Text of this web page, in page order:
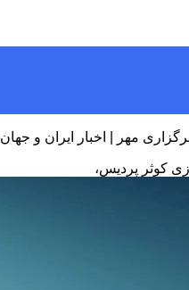
مهر | اخبار ایران و جهان
کوثر پردیس،